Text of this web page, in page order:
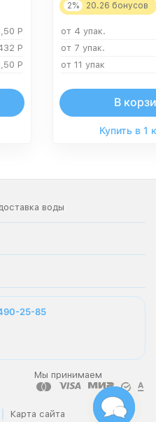
Р
Р
Р
2% 20.26 бонусов
от 4 упак.
от 7 упак.
от 11 упак
В
Купить в 1
воды
25-85
Мы принимаем
Карта сайта